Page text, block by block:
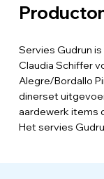
Servies Gudrun
Claudia Schiffer
Alegre/Bordallo
dinerset
aardewerk items
Het servies